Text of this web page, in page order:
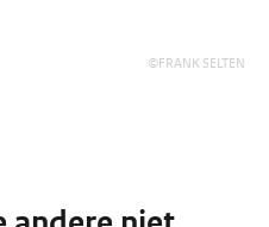
©FRANK SELTEN